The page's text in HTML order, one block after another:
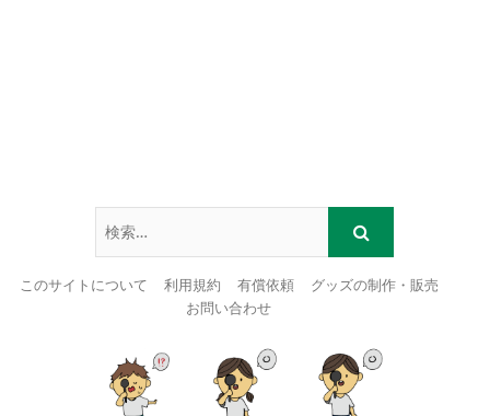
このサイトについて 利用規約 有償依頼
グッズの制作・販売
お問い合わせ
content